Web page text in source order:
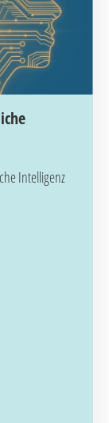
Intelligenz